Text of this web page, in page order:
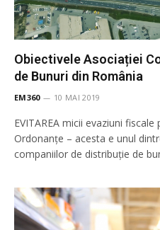
Obiectivele Asociației
de Bunuri din România
EM360 10 MAI 2019
EVITAREA micii evaziuni
Ordonanțe – acesta e unul
companiilor de distribuție de